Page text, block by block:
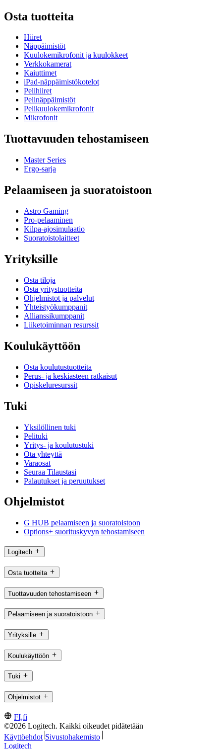
Osta tuotteita
Hiiret
Näppäimistöt
Kuulokemikrofonit ja kuulokkeet
Verkkokamerat
Kaiuttimet
iPad-näppäimistökotelot
Pelihiiret
Pelinäppäimistöt
Pelikuulokemikrofonit
Mikrofonit
Tuottavuuden tehostamiseen
Master Series
Ergo-sarja
Pelaamiseen ja suoratoistoon
Astro Gaming
Pro-pelaaminen
Kilpa-ajosimulaatio
Suoratoistolaitteet
Yrityksille
Osta tiloja
Osta yritystuotteita
Ohjelmistot ja palvelut
Yhteistyökumppanit
Allianssikumppanit
Liiketoiminnan resurssit
Koulukäyttöön
Osta koulutustuotteita
Perus- ja keskiasteen ratkaisut
Opiskeluresurssit
Tuki
Yksilöllinen tuki
Pelituki
Yritys- ja koulutustuki
Ota yhteyttä
Varaosat
Seuraa Tilaustasi
Palautukset ja peruutukset
Ohjelmistot
G HUB pelaamiseen ja suoratoistoon
Options+ suorituskyvyn tehostamiseen
Logitech
Osta tuotteita
Tuottavuuden tehostamiseen
Pelaamiseen ja suoratoistoon
Yrityksille
Koulukäyttöön
Tuki
Ohjelmistot
FI,fi
©2026 Logitech. Kaikki oikeudet pidätetään
Käyttöehdot Sivustohakemisto
Logitech